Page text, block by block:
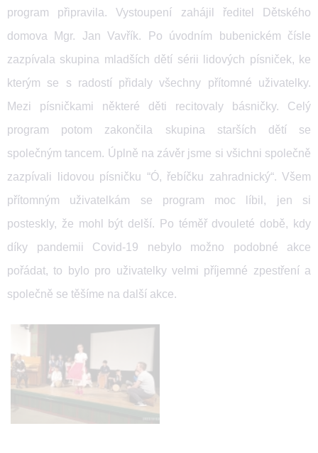
program připravila. Vystoupení zahájil ředitel Dětského
domova Mgr. Jan Vavřík. Po úvodním bubenickém čísle
zazpívala skupina mladších dětí sérii lidových písniček, ke
kterým se s radostí přidaly všechny přítomné uživatelky.
Mezi písničkami některé děti recitovaly básničky. Celý
program potom zakončila skupina starších dětí se
společným tancem. Úplně na závěr jsme si všichni společně
zazpívali lidovou písničku “Ó, řebíčku zahradnický“. Všem
přítomným uživatelkám se program moc líbil, jen si
posteskly, že mohl být delší. Po téměř dvouleté době, kdy
díky pandemii Covid-19 nebylo možno podobné akce
pořádat, to bylo pro uživatelky velmi příjemné zpestření a
společně se těšíme na další akce.